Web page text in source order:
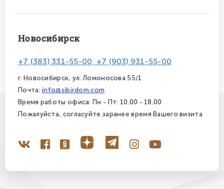
Новосибирск
+7 (383) 331-55-00, +7 (903) 931-55-00
г. Новосибирск, ул. Ломоносова 55/1
Почта:info@sibirdom.com
Время работы офиса: Пн - Пт: 10.00 - 18.00
Пожалуйста, согласуйте заранее время Вашего визита